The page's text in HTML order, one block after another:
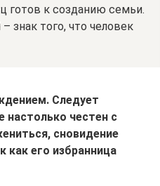
готов к созданию семьи.
знак того, что человек
Следует
настолько честен с
сновидение
как его избранница